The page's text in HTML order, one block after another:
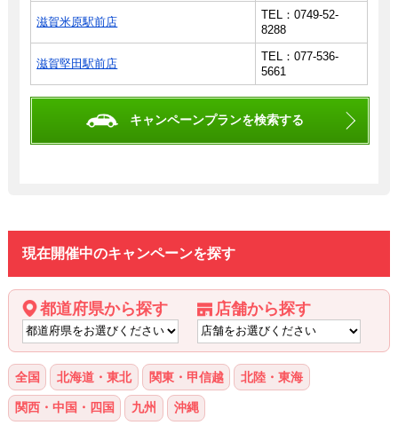
滋賀米原駅前店
TEL：0749-52-
8288
滋賀堅田駅前店
TEL：077-536-
5661
キャンペーンプランを検索する
現在開催中のキャンペーンを探す
都道府県から探す 店舗から探す
全国 北海道・東北 関東・甲信越 北陸・東海
関西・中国・四国 九州 沖縄